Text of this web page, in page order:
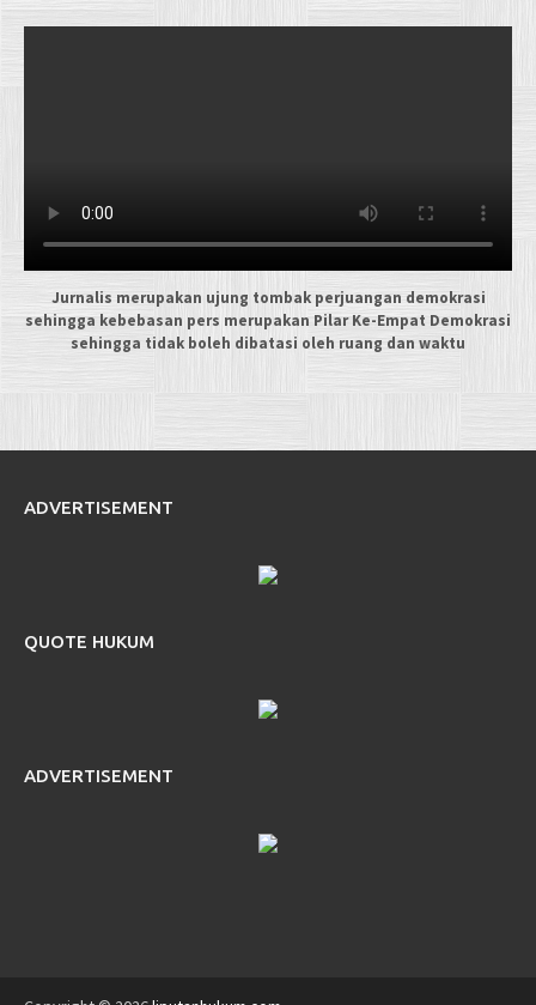
Jurnalis merupakan ujung tombak perjuangan demokrasi
sehingga kebebasan pers merupakan Pilar Ke-Empat Demokrasi
sehingga tidak boleh dibatasi oleh ruang dan waktu
ADVERTISEMENT
QUOTE HUKUM
ADVERTISEMENT